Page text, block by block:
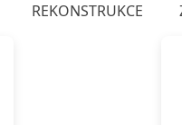
REKONSTRUKCE